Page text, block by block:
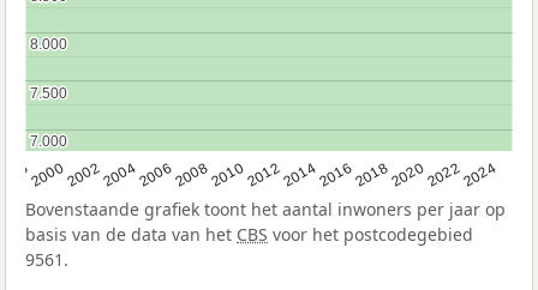
2000200220042006200820102012201420162018202020222024
7.000
7.000
7.500
7.500
8.000
8.000
Bovenstaande grafiek toont het aantal inwoners per jaar op
basis van de data van het CBS voor het postcodegebied
9561.